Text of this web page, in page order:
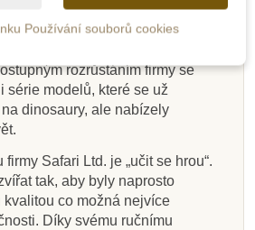
Museum of Natural
umožnila vyrábět autentické
rozrůstáním firmy se
série modelů, které se už
dinosaury, ale nabízely
Safari Ltd. je „učit se hrou“.
tak, aby byly naprosto
kvalitou co možná nejvíce
Díky svému ručnímu
Používání souborů cookies